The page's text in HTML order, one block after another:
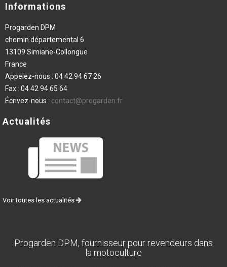
Informations
Progarden DPM
chemin départemental 6
13109 Simiane-Collongue
France
Appelez-nous : 04 42 94 67 26
Fax : 04 42 94 65 64
Écrivez-nous : contact@progarden.fr
Actualités
Voir toutes les actualités
Progarden DPM, fournisseur pour revendeurs dans
la motoculture